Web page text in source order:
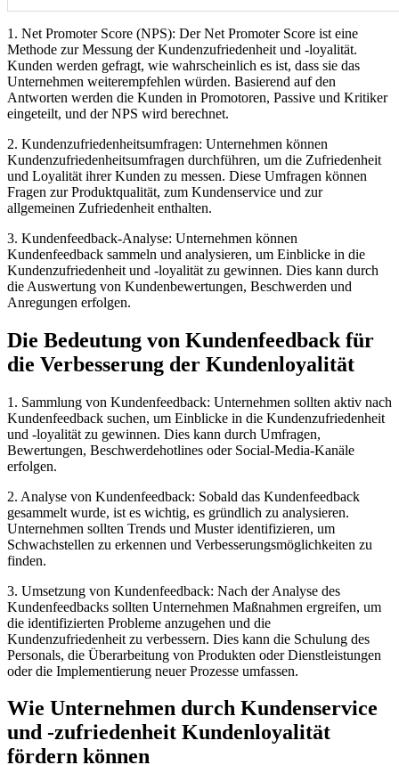
1. Net Promoter Score (NPS): Der Net Promoter Score ist eine
Methode zur Messung der Kundenzufriedenheit und -loyalität.
Kunden werden gefragt, wie wahrscheinlich es ist, dass sie das
Unternehmen weiterempfehlen würden. Basierend auf den
Antworten werden die Kunden in Promotoren, Passive und Kritiker
eingeteilt, und der NPS wird berechnet.
2. Kundenzufriedenheitsumfragen: Unternehmen können
Kundenzufriedenheitsumfragen durchführen, um die Zufriedenheit
und Loyalität ihrer Kunden zu messen. Diese Umfragen können
Fragen zur Produktqualität, zum Kundenservice und zur
allgemeinen Zufriedenheit enthalten.
3. Kundenfeedback-Analyse: Unternehmen können
Kundenfeedback sammeln und analysieren, um Einblicke in die
Kundenzufriedenheit und -loyalität zu gewinnen. Dies kann durch
die Auswertung von Kundenbewertungen, Beschwerden und
Anregungen erfolgen.
Die Bedeutung von Kundenfeedback für
die Verbesserung der Kundenloyalität
1. Sammlung von Kundenfeedback: Unternehmen sollten aktiv nach
Kundenfeedback suchen, um Einblicke in die Kundenzufriedenheit
und -loyalität zu gewinnen. Dies kann durch Umfragen,
Bewertungen, Beschwerdehotlines oder Social-Media-Kanäle
erfolgen.
2. Analyse von Kundenfeedback: Sobald das Kundenfeedback
gesammelt wurde, ist es wichtig, es gründlich zu analysieren.
Unternehmen sollten Trends und Muster identifizieren, um
Schwachstellen zu erkennen und Verbesserungsmöglichkeiten zu
finden.
3. Umsetzung von Kundenfeedback: Nach der Analyse des
Kundenfeedbacks sollten Unternehmen Maßnahmen ergreifen, um
die identifizierten Probleme anzugehen und die
Kundenzufriedenheit zu verbessern. Dies kann die Schulung des
Personals, die Überarbeitung von Produkten oder Dienstleistungen
oder die Implementierung neuer Prozesse umfassen.
Wie Unternehmen durch Kundenservice
und -zufriedenheit Kundenloyalität
fördern können